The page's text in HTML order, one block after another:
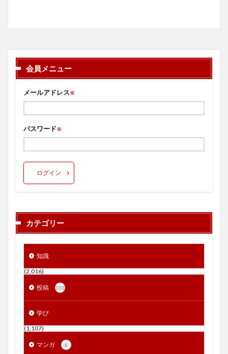
会員メニュー
メールアドレス※
パスワード※
ログイン
カテゴリー
知識
(2,016)
投稿 333
学び
(1,107)
マンガ 8